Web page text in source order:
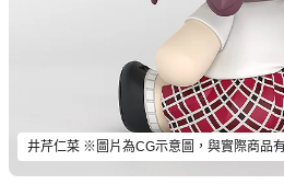
井芹仁菜 ※圖片為CG示意圖，與實際商品